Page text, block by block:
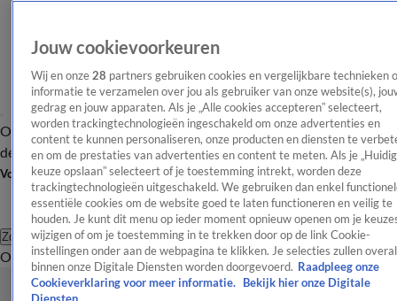
OverzichtAfleveringen Entertainment TV Algemeen
Tip
de redactieNieuwsbrief
Volg Shownieuws
Zoeken
OverzichtEntertainmentSpraakmakendRealityCrimeVideo's
Jouw cookievoorkeuren
Wij en onze 28 partners gebruiken cookies en vergelijkbare technieken
informatie te verzamelen over jou als gebruiker van onze website(s),
gedrag en jouw apparaten. Als je „Alle cookies accepteren” selecteert,
worden trackingtechnologieën ingeschakeld om onze advertenties en
content te kunnen personaliseren, onze producten en diensten te
en om de prestaties van advertenties en content te meten. Als je
keuze opslaan” selecteert of je toestemming intrekt, worden deze
trackingtechnologieën uitgeschakeld. We gebruiken dan enkel
essentiële cookies om de website goed te laten functioneren en veilig te
houden. Je kunt dit menu op ieder moment opnieuw openen om je
wijzigen of om je toestemming in te trekken door op de link Cookie-
instellingen onder aan de webpagina te klikken. Je selecties zullen overal
binnen onze Digitale Diensten worden doorgevoerd. Raadpleeg onze
Cookieverklaring voor meer informatie.
Bekijk hier onze Digitale